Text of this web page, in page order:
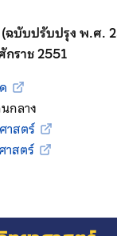
(ฉบับปรับปรุง พ.ศ.
ราช 2551
กลาง
าสตร์
าสตร์